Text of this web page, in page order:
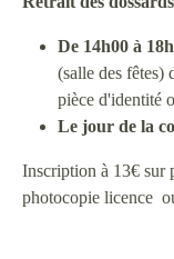
De 14h00 à
(salle des fêtes)
pièce d'identité
Le jour de la
Inscription à 13€ sur
photocopie licence